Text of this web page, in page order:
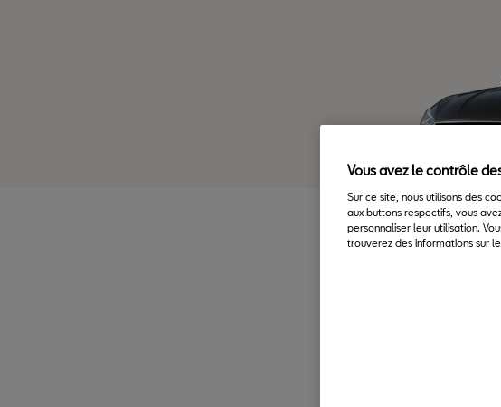
Vous avez le contrôle
Sur ce site, nous utilisons des
aux buttons respectifs, vous
personnaliser leur utilisation.
trouverez des informations sur